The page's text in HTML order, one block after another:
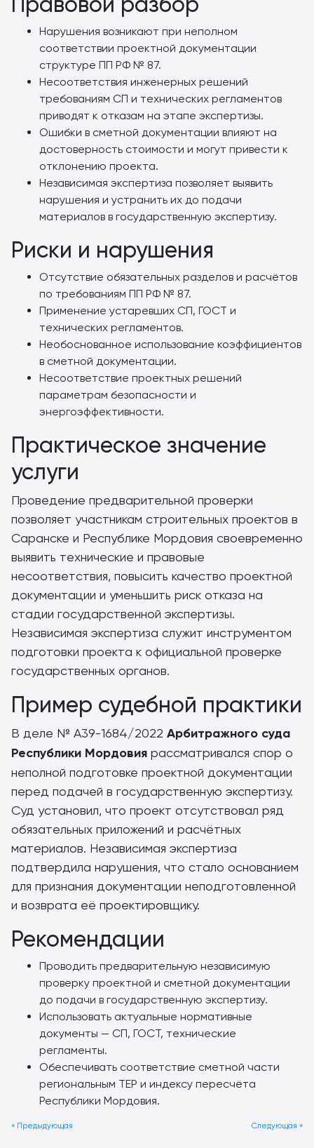
Нарушения возникают при неполном
соответствии проектной документации
структуре ПП РФ № 87.
Несоответствия инженерных решений
требованиям СП и технических регламентов
приводят к отказам на этапе экспертизы.
Ошибки в сметной документации влияют на
достоверность стоимости и могут привести к
отклонению проекта.
Независимая экспертиза позволяет выявить
нарушения и устранить их до подачи
материалов в государственную экспертизу.
Риски и нарушения
Отсутствие обязательных разделов и расчётов
по требованиям ПП РФ № 87.
Применение устаревших СП, ГОСТ и
технических регламентов.
Необоснованное использование коэффициентов
в сметной документации.
Несоответствие проектных решений
параметрам безопасности и
энергоэффективности.
Практическое значение
услуги
Проведение предварительной проверки
позволяет участникам строительных проектов в
Саранске и Республике Мордовия своевременно
выявить технические и правовые
несоответствия, повысить качество проектной
документации и уменьшить риск отказа на
стадии государственной экспертизы.
Независимая экспертиза служит инструментом
подготовки проекта к официальной проверке
государственных органов.
Пример судебной практики
В деле № А39-1684/2022 Арбитражного суда
Республики Мордовия рассматривался спор о
неполной подготовке проектной документации
перед подачей в государственную экспертизу.
Суд установил, что проект отсутствовал ряд
обязательных приложений и расчётных
материалов. Независимая экспертиза
подтвердила нарушения, что стало основанием
для признания документации неподготовленной
и возврата её проектировщику.
Рекомендации
Проводить предварительную независимую
проверку проектной и сметной документации
до подачи в государственную экспертизу.
Использовать актуальные нормативные
документы — СП, ГОСТ, технические
регламенты.
Обеспечивать соответствие сметной части
региональным ТЕР и индексу пересчёта
Республики Мордовия.
Следующая »
« Предыдующая